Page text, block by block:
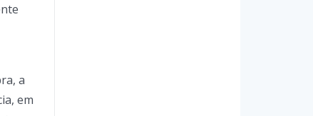
a
em